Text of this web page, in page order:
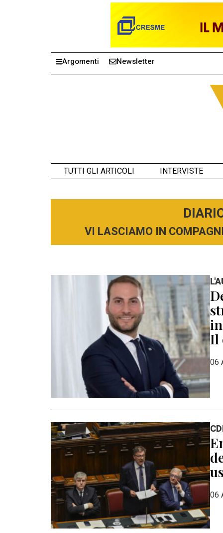
Argomenti Newsletter
TUTTI GLI ARTICOLI INTERVISTE
VI LASCIAMO IN
Il
06
06